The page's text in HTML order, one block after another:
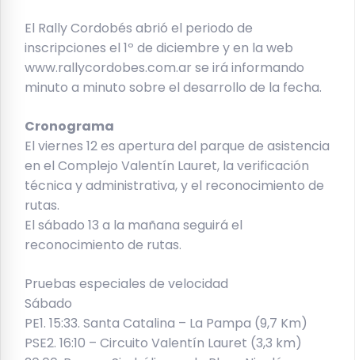
El Rally Cordobés abrió el periodo de
inscripciones el 1º de diciembre y en la web
www.rallycordobes.com.ar se irá informando
minuto a minuto sobre el desarrollo de la fecha.
Cronograma
El viernes 12 es apertura del parque de asistencia
en el Complejo Valentín Lauret, la verificación
técnica y administrativa, y el reconocimiento de
rutas.
El sábado 13 a la mañana seguirá el
reconocimiento de rutas.
Pruebas especiales de velocidad
Sábado
PE1. 15:33. Santa Catalina – La Pampa (9,7 Km)
PSE2. 16:10 – Circuito Valentín Lauret (3,3 km)